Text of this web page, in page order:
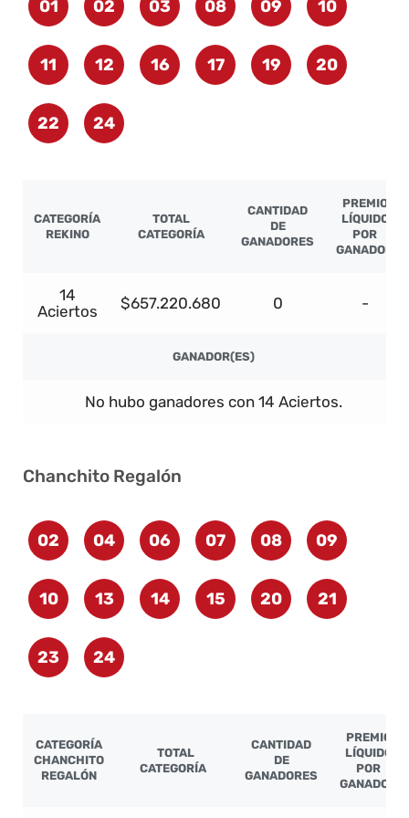
01 02 03 08 09 10
11 12 16 17 19 20
22 24
CATEGORÍA
REKINO
TOTAL
CATEGORÍA
CANTIDAD
DE
GANADORES
PREMIO
LÍQUIDO
POR
GANADOR
14
Aciertos
$657.220.680 0 -
GANADOR(ES)
No hubo ganadores con 14 Aciertos.
Chanchito Regalón
02 04 06 07 08 09
10 13 14 15 20 21
23 24
CATEGORÍA
CHANCHITO
REGALÓN
TOTAL
CATEGORÍA
CANTIDAD
DE
GANADORES
PREMIO
LÍQUIDO
POR
GANADOR